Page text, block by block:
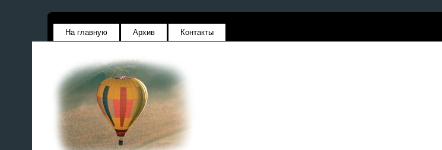
На главную Архив Контакты